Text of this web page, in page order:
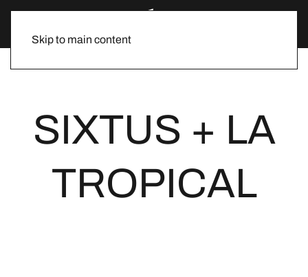
Skip to main content
SIXTUS + LA
TROPICAL